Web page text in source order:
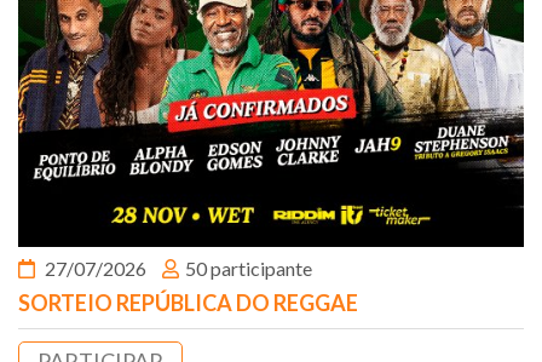
27/07/2026 50 participante
SORTEIO REPÚBLICA DO REGGAE